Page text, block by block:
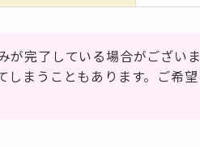
が完了している場合がござい
まうこともあります。ご希